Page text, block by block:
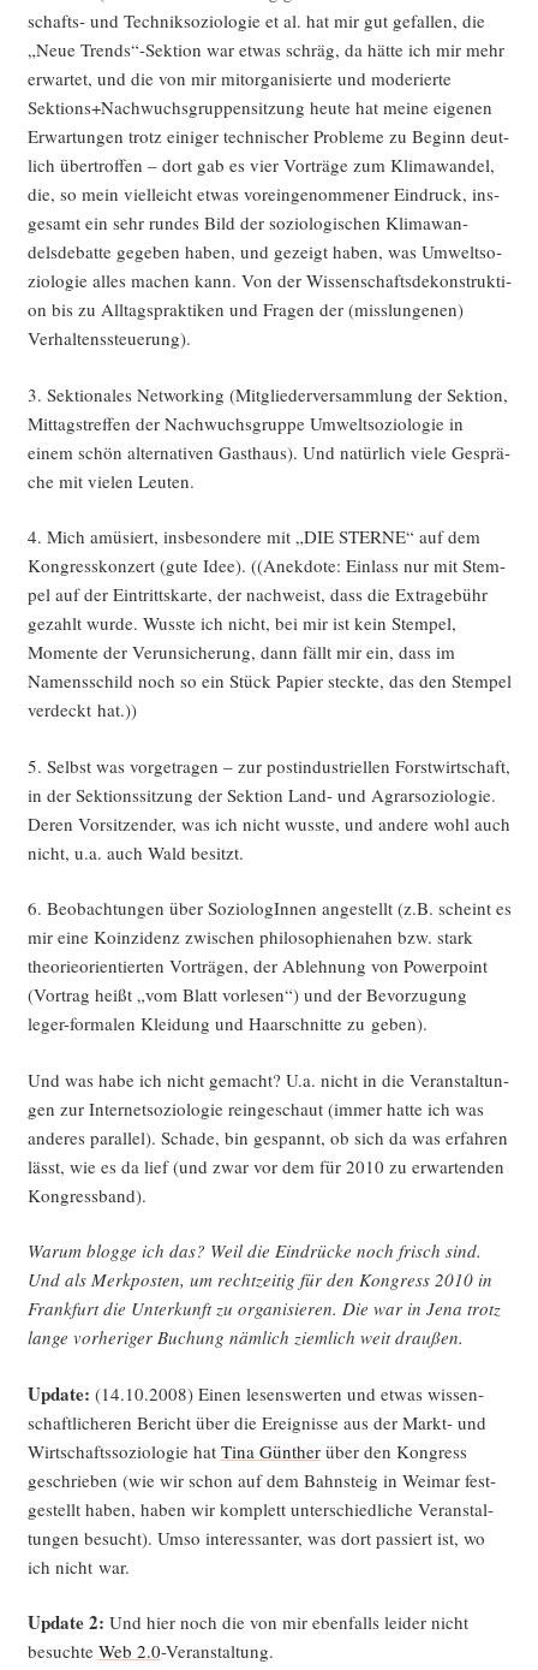
schafts- und Tech­nik­so­zio­lo­gie et al. hat mir gut gefal­len, die
„Neue Trends“-Sektion war etwas schräg, da hät­te ich mir mehr
erwar­tet, und die von mir mit­or­ga­ni­sier­te und mode­rier­te
Sektions+Nachwuchsgruppensitzung heu­te hat mei­ne eige­nen
Erwar­tun­gen trotz eini­ger tech­ni­scher Pro­ble­me zu Beginn deut­
lich über­trof­fen – dort gab es vier Vor­trä­ge zum Kli­ma­wan­del,
die, so mein viel­leicht etwas vor­ein­ge­nom­me­ner Ein­druck, ins­
ge­samt ein sehr run­des Bild der sozio­lo­gi­schen Kli­ma­wan­
delsde­bat­te gege­ben haben, und gezeigt haben, was Umwelt­so­
zio­lo­gie alles machen kann. Von der Wis­sen­schafts­de­kon­struk­ti­
on bis zu All­tags­prak­ti­ken und Fra­gen der (miss­lun­ge­nen)
Verhaltenssteuerung).
3. Sek­tio­na­les Net­wor­king (Mit­glie­der­ver­samm­lung der Sek­ti­on,
Mit­tags­tref­fen der Nach­wuchs­grup­pe Umwelt­so­zio­lo­gie in
einem schön alter­na­ti­ven Gast­haus). Und natür­lich vie­le Gesprä­
che mit vie­len Leuten.
4. Mich amü­siert, ins­be­son­de­re mit „DIE STERNE“ auf dem
Kon­gress­kon­zert (gute Idee). ((Anek­do­te: Ein­lass nur mit Stem­
pel auf der Ein­tritts­kar­te, der nach­weist, dass die Extra­ge­bühr
gezahlt wur­de. Wuss­te ich nicht, bei mir ist kein Stem­pel,
Momen­te der Ver­un­si­che­rung, dann fällt mir ein, dass im
Namens­schild noch so ein Stück Papier steck­te, das den Stem­pel
ver­deckt hat.))
5. Selbst was vor­ge­tra­gen – zur post­in­dus­tri­el­len Forst­wirt­schaft,
in der Sek­ti­ons­sit­zung der Sek­ti­on Land- und Agrar­so­zio­lo­gie.
Deren Vor­sit­zen­der, was ich nicht wuss­te, und ande­re wohl auch
nicht, u.a. auch Wald besitzt.
6. Beob­ach­tun­gen über Sozio­lo­gIn­nen ange­stellt (z.B. scheint es
mir eine Koin­zi­denz zwi­schen phi­lo­so­phie­n­a­hen bzw. stark
theo­rie­ori­en­tier­ten Vor­trä­gen, der Ableh­nung von Power­point
(Vor­trag heißt „vom Blatt vor­le­sen“) und der Bevor­zu­gung
leger-for­ma­len Klei­dung und Haar­schnit­te zu geben).
Und was habe ich nicht gemacht? U.a. nicht in die Ver­an­stal­tun­
gen zur Inter­net­so­zio­lo­gie rein­ge­schaut (immer hat­te ich was
ande­res par­al­lel). Scha­de, bin gespannt, ob sich da was erfah­ren
lässt, wie es da lief (und zwar vor dem für 2010 zu erwar­ten­den
Kongressband).
War­um blog­ge ich das? Weil die Ein­drü­cke noch frisch sind.
Und als Merk­pos­ten, um recht­zei­tig für den Kon­gress 2010 in
Frank­furt die Unter­kunft zu orga­ni­sie­ren. Die war in Jena trotz
lan­ge vor­he­ri­ger Buchung näm­lich ziem­lich weit draußen.
Update: (14.10.2008) Einen lesens­wer­ten und etwas wis­sen­
schaft­li­che­ren Bericht über die Ereig­nis­se aus der Markt- und
Wirt­schafts­so­zio­lo­gie hat Tina Gün­therüber den Kon­gress
geschrie­ben (wie wir schon auf dem Bahn­steig in Wei­mar fest­
ge­stellt haben, haben wir kom­plett unter­schied­li­che Ver­an­stal­
tun­gen besucht). Umso inter­es­san­ter, was dort pas­siert ist, wo
ich nicht war.
Update 2: Und hier noch die von mir eben­falls lei­der nicht
besuch­te Web 2.0-Ver­an­stal­tung.